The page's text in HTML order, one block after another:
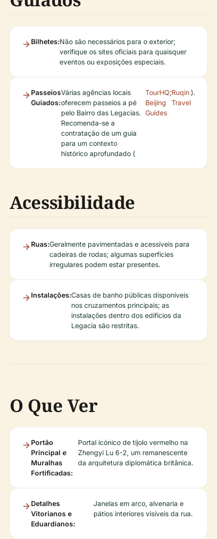
Bilhetes:Não são necessários para o exterior;
verifique os sites oficiais para quaisquer
eventos ou exposições especiais.
Passeios
Guiados:
Várias agências locais
oferecem passeios a pé
pelo Bairro das Legacias.
Recomenda-se a
contratação de um guia
para um contexto
histórico aprofundado (
TourHQ
Beijing
Guides
;Ruqin
Travel
).
Acessibilidade
Ruas:Geralmente pavimentadas e acessíveis para
cadeiras de rodas; algumas superfícies
irregulares podem estar presentes.
Instalações:Casas de banho públicas disponíveis
nos cruzamentos principais; as
instalações dentro dos edifícios da
Legacia são restritas.
O Que Ver
Portão
Principal e
Muralhas
Fortificadas:
Portal icónico de tijolo vermelho na
Zhengyi Lu 6-2, um remanescente
da arquitetura diplomática britânica.
Detalhes
Vitorianos e
Eduardianos:
Janelas em arco, alvenaria e
pátios interiores visíveis da rua.